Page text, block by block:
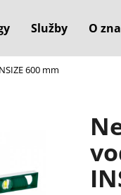
Služby O
600 mm